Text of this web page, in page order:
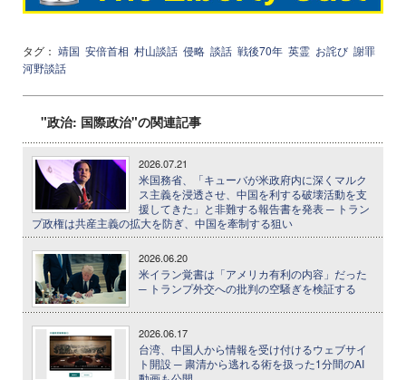
タグ： 靖国 安倍首相 村山談話 侵略 談話 戦後70年 英霊 お詫び 謝罪
河野談話
"政治: 国際政治"の関連記事
2026.07.21
米国務省、「キューバが米政府内に深くマルク
ス主義を浸透させ、中国を利する破壊活動を支
援してきた」と非難する報告書を発表 ─ トラン
プ政権は共産主義の拡大を防ぎ、中国を牽制する狙い
2026.06.20
米イラン覚書は「アメリカ有利の内容」だった
─ トランプ外交への批判の空騒ぎを検証する
2026.06.17
台湾、中国人から情報を受け付けるウェブサイ
ト開設 ─ 粛清から逃れる術を扱った1分間のAI